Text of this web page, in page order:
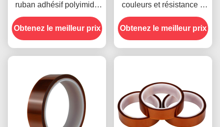
ruban adhésif polyimide
avec résistance à la
tension de 1000 V
Obtenez le meilleur prix
couleurs et résistance à
la température -10°C à
80°C Méthode de
paiement par carte de
Obtenez le meilleur prix